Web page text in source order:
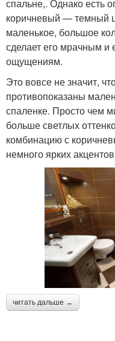
спальне,. Однако есть
коричневый — темный
маленькое, большое
сделает его мрачным
ощущениям.
Это вовсе не значит,
противопоказаны
спаленке. Просто чем
больше светлых
комбинацию с
немного ярких
читать дальше →